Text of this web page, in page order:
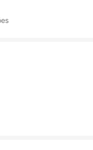
Azul e Verde,
em águas
uma
de Šunj, na Ilha
branca e águas
mergulho.